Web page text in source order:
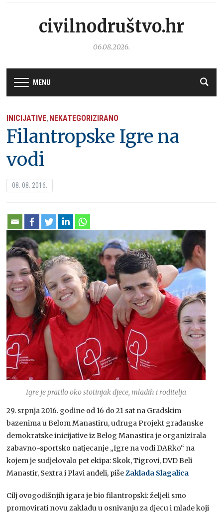
civilnodruštvo.hr
06.08.2026.
MENU
INICIJATIVE, NEKATEGORIZIRANO
Filantropske Igre na
vodi
08. 08. 2016.
Igre je pratilo oko stotinjak djece, mladih i roditelja
29. srpnja 2016. godine od 16 do 21 sat na Gradskim
bazenima u Belom Manastiru, udruga Projekt građanske
demokratske inicijative iz Belog Manastira je organizirala
zabavno-sportsko natjecanje „Igre na vodi DARko“ na
kojem je sudjelovalo pet ekipa: Skok, Tigrovi, DVD Beli
Manastir, Sextra i Plavi anđeli, pišeZaklada Slagalica
Cilj ovogodišnjih igara je bio filantropski: željeli smo
promovirati novu zakladu u osnivanju za djecu i mlade koji